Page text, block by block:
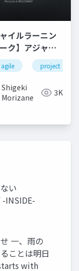
ャイルラーニン
ク】アジャイ
ジェクトのた
プティブプロ
マネジメント
agile project
Shigeki
Morizane
3K
い
-INSIDE-
一、雨の
ことは明日
with